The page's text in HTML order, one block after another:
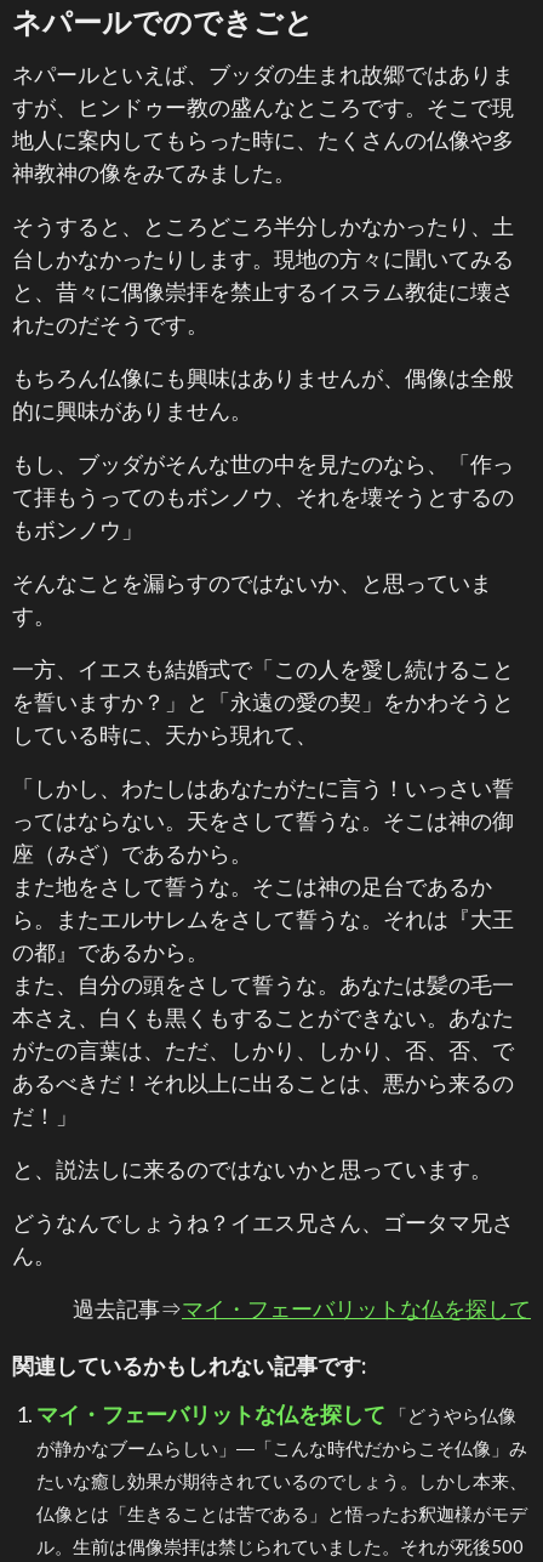
ネパールでのできごと
ネパールといえば、ブッダの生まれ故郷ではありま
すが、ヒンドゥー教の盛んなところです。そこで現
地人に案内してもらった時に、たくさんの仏像や多
神教神の像をみてみました。
そうすると、ところどころ半分しかなかったり、土
台しかなかったりします。現地の方々に聞いてみる
と、昔々に偶像崇拝を禁止するイスラム教徒に壊さ
れたのだそうです。
もちろん仏像にも興味はありませんが、偶像は全般
的に興味がありません。
もし、ブッダがそんな世の中を見たのなら、「作っ
て拝もうってのもボンノウ、それを壊そうとするの
もボンノウ」
そんなことを漏らすのではないか、と思っていま
す。
一方、イエスも結婚式で「この人を愛し続けること
を誓いますか？」と「永遠の愛の契」をかわそうと
している時に、天から現れて、
「しかし、わたしはあなたがたに言う！いっさい誓
ってはならない。天をさして誓うな。そこは神の御
座（みざ）であるから。
また地をさして誓うな。そこは神の足台であるか
ら。またエルサレムをさして誓うな。それは『大王
の都』であるから。
また、自分の頭をさして誓うな。あなたは髪の毛一
本さえ、白くも黒くもすることができない。あなた
がたの言葉は、ただ、しかり、しかり、否、否、で
あるべきだ！それ以上に出ることは、悪から来るの
だ！」
と、説法しに来るのではないかと思っています。
どうなんでしょうね？イエス兄さん、ゴータマ兄さ
ん。
過去記事⇒マイ・フェーバリットな仏を探して
関連しているかもしれない記事です:
マイ・フェーバリットな仏を探して
「どうやら仏像
が静かなブームらしい」―「こんな時代だからこそ仏像」み
たいな癒し効果が期待されているのでしょう。しかし本来、
仏像とは「生きることは苦である」と悟ったお釈迦様がモデ
ル。生前は偶像崇拝は禁じられていました。それが死後500